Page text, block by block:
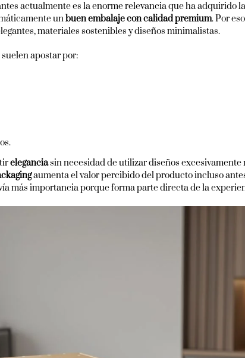
actualmente es la enorme relevancia que ha adquirido
unbuen embalaje con calidad premium. Por
materiales sostenibles y diseños minimalistas.
apostar por:
eleganciasin necesidad de utilizar diseños excesivamente
aumenta el valor percibido del producto incluso
más importancia porque forma parte directa de la